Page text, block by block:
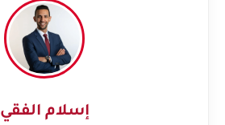
إسلام الفقي